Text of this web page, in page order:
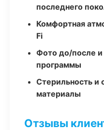
последнего
Комфортная
Fi
Фото до/после
программы
Стерильность и
материалы
Отзывы